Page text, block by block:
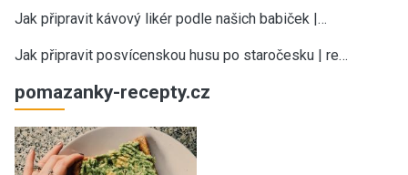
Jak připravit kávový likér podle našich babiček |…
Jak připravit posvícenskou husu po staročesku | re…
pomazanky-recepty.cz